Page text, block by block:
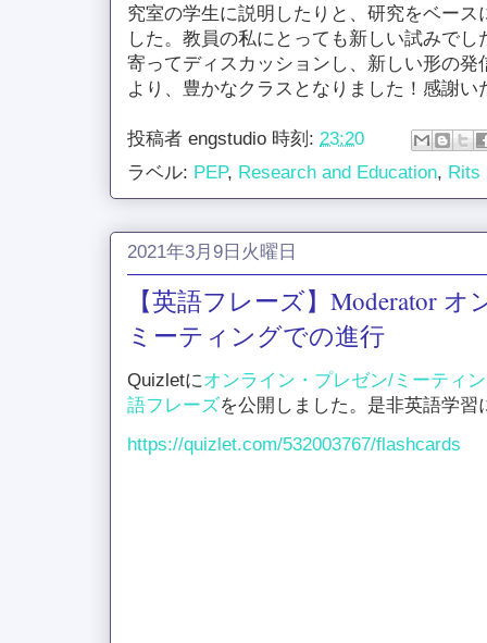
究室の学生に説明したりと、研究をベー
した。教員の私にとっても新しい試みで
寄ってディスカッションし、新しい形の
より、豊かなクラスとなりました！感謝い
投稿者 engstudio 時刻: 23:20
ラベル: PEP, Research and Education, Rits
2021年3月9日火曜日
【英語フレーズ】Moderator
ミーティングでの進行
Quizletにオンライン・プレゼン/ミーティ
語フレーズを公開しました。是非英語学習
https://quizlet.com/532003767/flashcards